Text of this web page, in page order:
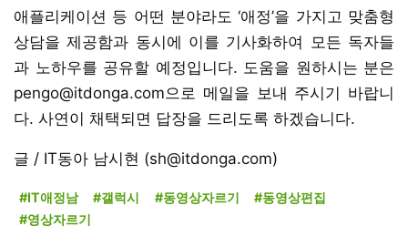
애플리케이션 등 어떤 분야라도 ‘애정’을 가지고 맞춤형
상담을 제공함과 동시에 이를 기사화하여 모든 독자들
과 노하우를 공유할 예정입니다. 도움을 원하시는 분은
pengo@itdonga.com으로 메일을 보내 주시기 바랍니
다. 사연이 채택되면 답장을 드리도록 하겠습니다.
글 / IT동아 남시현 (sh@itdonga.com)
#IT애정남 #갤럭시 #동영상자르기
#동영상편집
#영상자르기